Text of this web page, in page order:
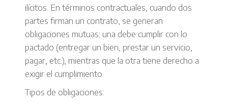
ilícitos. En términos contractuales, cuando dos
partes firman un contrato, se generan
obligaciones mutuas: una debe cumplir con lo
pactado (entregar un bien, prestar un servicio,
pagar, etc.), mientras que la otra tiene derecho a
exigir el cumplimiento.
Tipos de obligaciones: